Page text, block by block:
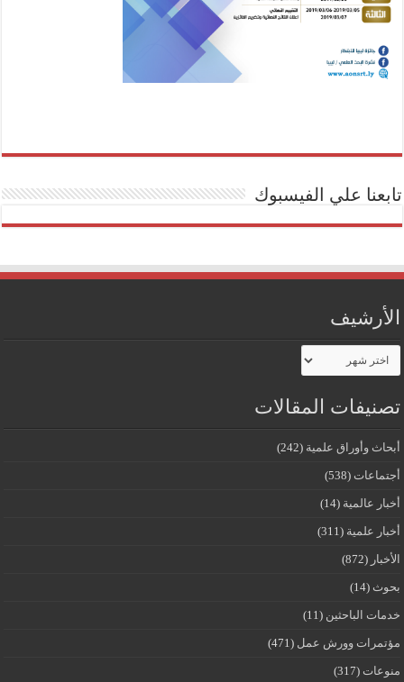
تابعنا علي الفيسبوك
الأرشيف
الأرشيف
تصنيفات المقالات
أبحاث وأوراق علمية (242)
أجتماعات (538)
أخبار عالمية (14)
أخبار علمية (311)
الأخبار (872)
بحوث (14)
خدمات الباحثين (11)
مؤتمرات وورش عمل (471)
منوعات (317)